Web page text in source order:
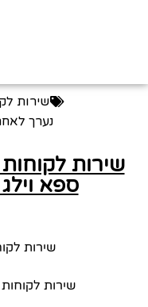
שירות
נערך
שירות
ספא
שירות
שירות